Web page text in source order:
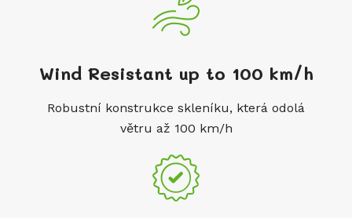
Wind Resistant up to 100 km/h
Robustní konstrukce skleníku, která odolá
větru až 100 km/h